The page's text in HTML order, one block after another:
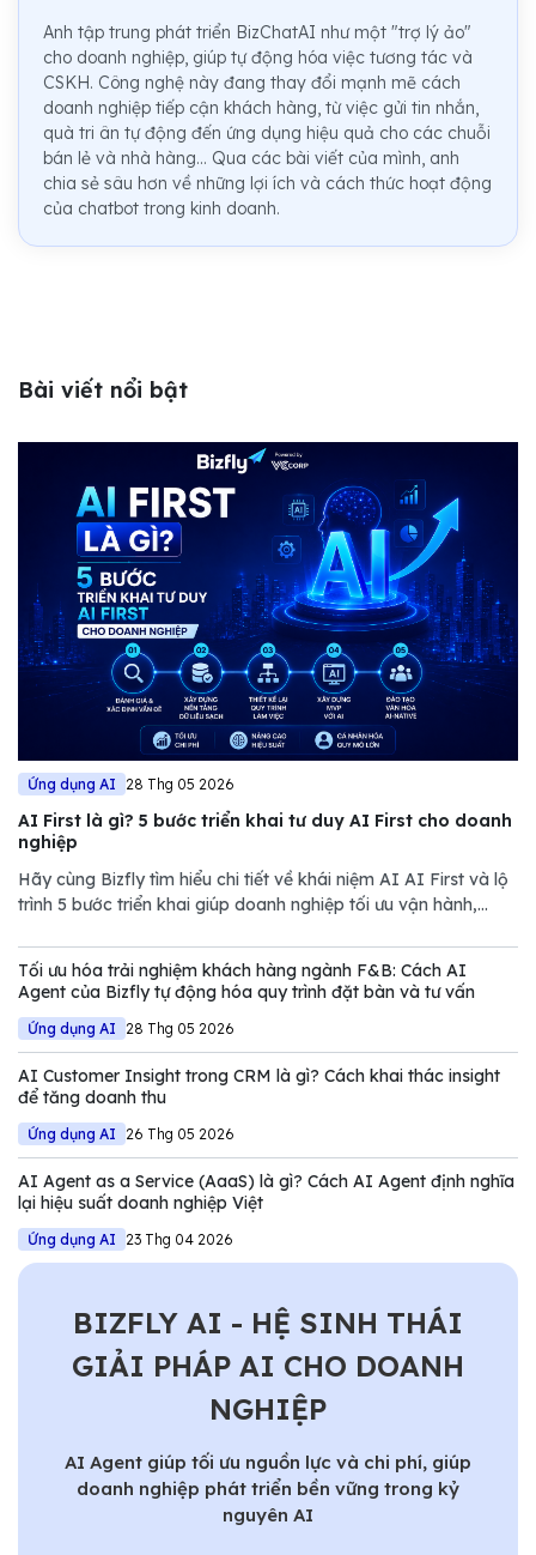
Anh tập trung phát triển BizChatAI như một "trợ lý ảo"
cho doanh nghiệp, giúp tự động hóa việc tương tác và
CSKH. Công nghệ này đang thay đổi mạnh mẽ cách
doanh nghiệp tiếp cận khách hàng, từ việc gửi tin nhắn,
quà tri ân tự động đến ứng dụng hiệu quả cho các chuỗi
bán lẻ và nhà hàng... Qua các bài viết của mình, anh
chia sẻ sâu hơn về những lợi ích và cách thức hoạt động
của chatbot trong kinh doanh.
Bài viết nổi bật
Ứng dụng AI 28 Thg 05 2026
AI First là gì? 5 bước triển khai tư duy AI First cho doanh
nghiệp
Hãy cùng Bizfly tìm hiểu chi tiết về khái niệm AI AI First và lộ
trình 5 bước triển khai giúp doanh nghiệp tối ưu vận hành,
đầy biến động.
Tối ưu hóa trải nghiệm khách hàng ngành F&B: Cách AI
Agent của Bizfly tự động hóa quy trình đặt bàn và tư vấn
Ứng dụng AI 28 Thg 05 2026
AI Customer Insight trong CRM là gì? Cách khai thác insight
để tăng doanh thu
Ứng dụng AI 26 Thg 05 2026
AI Agent as a Service (AaaS) là gì? Cách AI Agent định nghĩa
lại hiệu suất doanh nghiệp Việt
Ứng dụng AI 23 Thg 04 2026
BIZFLY AI - HỆ SINH THÁI
GIẢI PHÁP AI CHO DOANH
NGHIỆP
AI Agent giúp tối ưu nguồn lực và chi phí, giúp
doanh nghiệp phát triển bền vững trong kỷ
nguyên AI